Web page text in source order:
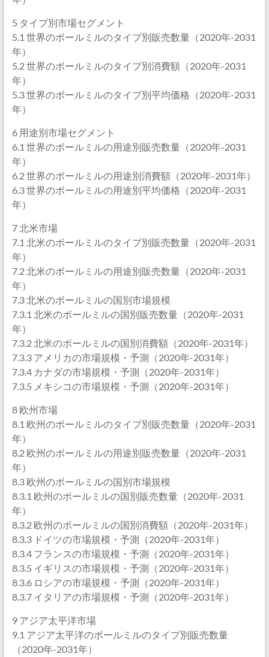
5 タイプ別市場セグメント
5.1 世界のボールミルのタイプ別販売数量（2020年-2031
年）
5.2 世界のボールミルのタイプ別消費額（2020年-2031
年）
5.3 世界のボールミルのタイプ別平均価格（2020年-2031
年）
6 用途別市場セグメント
6.1 世界のボールミルの用途別販売数量（2020年-2031
年）
6.2 世界のボールミルの用途別消費額（2020年-2031年）
6.3 世界のボールミルの用途別平均価格（2020年-2031
年）
7 北米市場
7.1 北米のボールミルのタイプ別販売数量（2020年-2031
年）
7.2 北米のボールミルの用途別販売数量（2020年-2031
年）
7.3 北米のボールミルの国別市場規模
7.3.1 北米のボールミルの国別販売数量（2020年-2031
年）
7.3.2 北米のボールミルの国別消費額（2020年-2031年）
7.3.3 アメリカの市場規模・予測（2020年-2031年）
7.3.4 カナダの市場規模・予測（2020年-2031年）
7.3.5 メキシコの市場規模・予測（2020年-2031年）
8 欧州市場
8.1 欧州のボールミルのタイプ別販売数量（2020年-2031
年）
8.2 欧州のボールミルの用途別販売数量（2020年-2031
年）
8.3 欧州のボールミルの国別市場規模
8.3.1 欧州のボールミルの国別販売数量（2020年-2031
年）
8.3.2 欧州のボールミルの国別消費額（2020年-2031年）
8.3.3 ドイツの市場規模・予測（2020年-2031年）
8.3.4 フランスの市場規模・予測（2020年-2031年）
8.3.5 イギリスの市場規模・予測（2020年-2031年）
8.3.6 ロシアの市場規模・予測（2020年-2031年）
8.3.7 イタリアの市場規模・予測（2020年-2031年）
9 アジア太平洋市場
9.1 アジア太平洋のボールミルのタイプ別販売数量
（2020年-2031年）